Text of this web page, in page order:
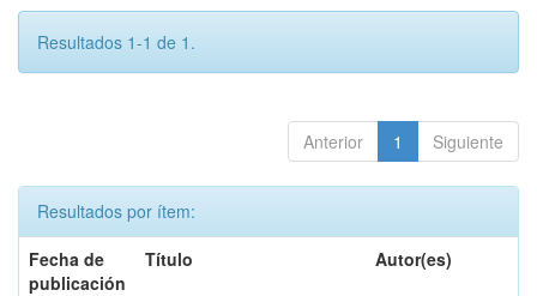
Resultados 1-1 de 1.
Anterior 1 Siguiente
Resultados por ítem:
Fecha de
publicación
Título Autor(es)